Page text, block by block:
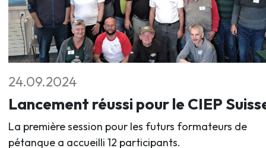
24.09.2024
Lancement réussi pour le CIEP
La première session pour les futurs formateurs de
pétanque a accueilli 12 participants.